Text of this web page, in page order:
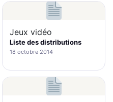
Jeux vidéo
Liste des distributions
18 octobre 2014